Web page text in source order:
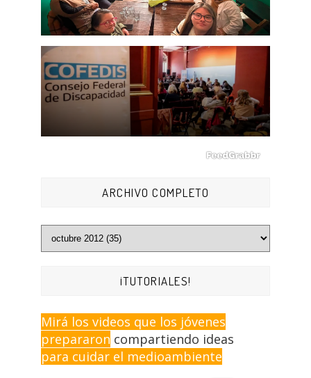
ARCHIVO COMPLETO
¡TUTORIALES!
Mirá los videos que los jóvenes
prepararon compartiendo ideas
para cuidar el medioambiente